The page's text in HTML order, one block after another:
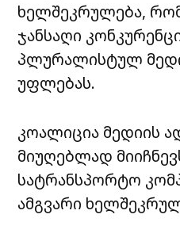
ხელშეკრულება,
ჯანსაღი
პლურალისტულ
უფლებას.
კოალიცია მედიის
მიუღებლად
სატრანსპორტო
ამგვარი